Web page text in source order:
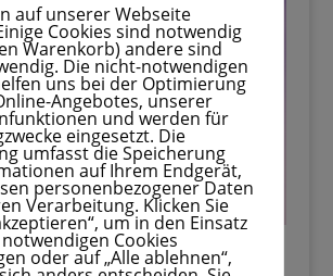
Sperrnächte: Dein Leitfaden für
auf unserer Webseite
Cookies sind notwendig
Warenkorb) andere sind
Die nicht-notwendigen
uns bei der Optimierung
Angebotes, unserer
und werden für
eingesetzt. Die
umfasst die Speicherung
auf Ihrem Endgerät,
personenbezogener Daten
Verarbeitung. Klicken Sie
um in den Einsatz
Cookies
oder auf „Alle ablehnen“,